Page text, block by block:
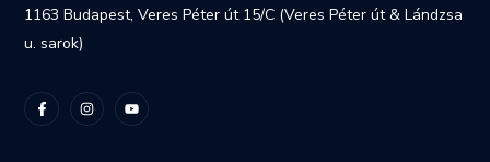
1163 Budapest, Veres Péter út 15/C (Veres Péter út & Lándzsa
u. sarok)